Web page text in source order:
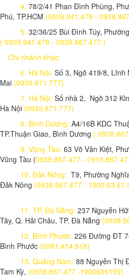
4. 78/2/41 Phan Đình Phùng,
Phú, TP.HCM (0909.941.478 -
5. 32/36/25 Bùi Đình Túy,
( 0909.941.478 - 0938.867.477 )
Chi nhánh khác:
6. Hà Nội: Số 3, Ngõ 419/8, Lĩnh
Mai (0939.871.777)
7. Hà Nội: Số nhà 2, Ngõ 312
Hà Nội (0939.871.777)
8. Bình Dương: A4/16B KDC
TP.Thuận Giao, Bình Dương (
9. Vũng Tàu: 63 Võ Văn Kiệt,
Vũng Tàu (0938.867.477 -
10. Đăk Nông: T9, Phường
Đăk Nông (0938.867.477 -
11. TP. Đà Nẵng: 237 Nguyễn
Tây, Q. Hải Châu, TP. Đà Nẵng
12. Bình Phước: 226 Đường ĐT
Bình Phước (0981.414.818)
13. Quảng Nam: 88 Nguyễn Thị
Tam Kỳ, (0938.867.477 -1900636199)